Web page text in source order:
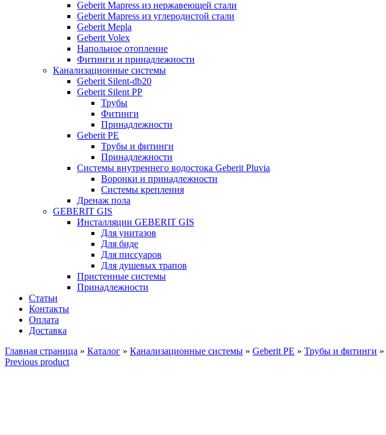
Geberit Mapress из нержавеющей стали
Geberit Mapress из углеродистой стали
Geberit Mepla
Geberit Volex
Напольное отопление
Фитинги и принадлежности
Канализационные системы
Geberit Silent-db20
Geberit Silent PP
Трубы
Фитинги
Принадлежности
Geberit PE
Трубы и фитинги
Принадлежности
Системы внутреннего водостока Geberit Pluvia
Воронки и принадлежности
Системы крепления
Дренаж пола
GEBERIT GIS
Инсталляции GEBERIT GIS
Для унитазов
Для биде
Для писсуаров
Для душевых трапов
Пристенные системы
Принадлежности
Статьи
Контакты
Оплата
Доставка
Главная страница » Каталог » Канализационные системы » Geberit PE » Трубы и фитинги »
Previous product